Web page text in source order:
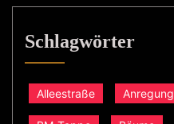
Schlagwörter
Alleestraße Anregung